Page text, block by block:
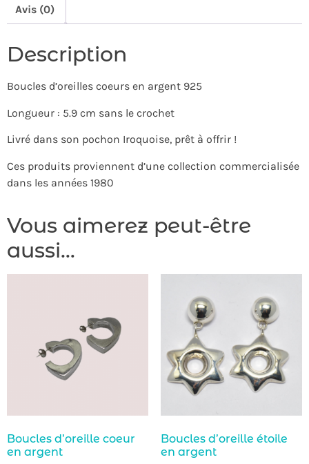
Avis (0)
Description
Boucles d’oreilles coeurs en argent 925
Longueur : 5.9 cm sans le crochet
Livré dans son pochon Iroquoise, prêt à offrir !
Ces produits proviennent d’une collection commercialisée
dans les années 1980
Vous aimerez peut-être
aussi…
Boucles d’oreille coeur
en argent
Boucles d’oreille étoile
en argent